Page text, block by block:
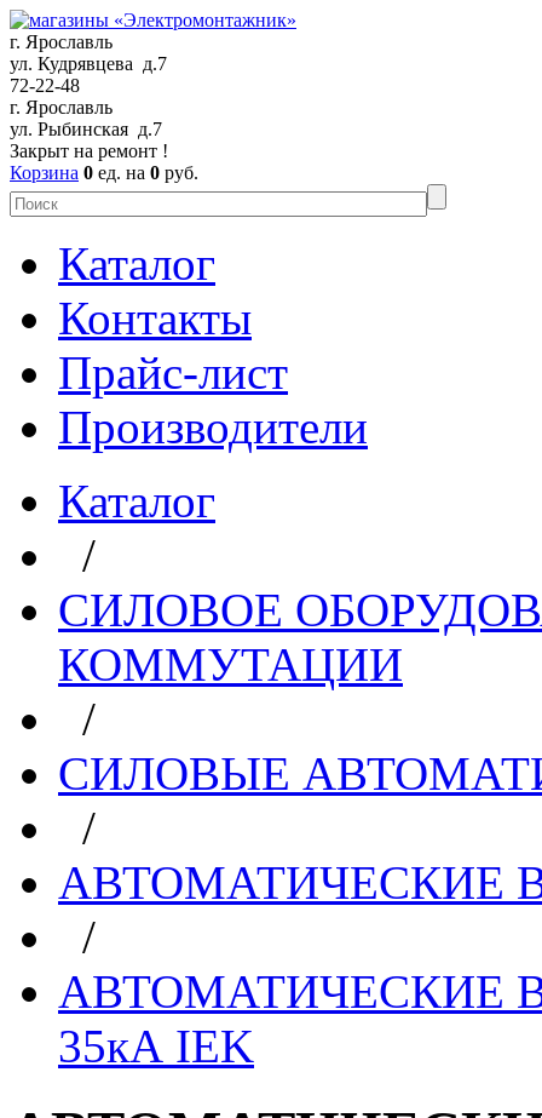
г. Ярославль
ул. Кудрявцева д.7
72-22-48
г. Ярославль
ул. Рыбинская д.7
Закрыт на ремонт !
Корзина 0 ед. на 0 руб.
Каталог
Контакты
Прайс-лист
Производители
Каталог
/
СИЛОВОЕ
КОММУТАЦИИ
/
СИЛОВЫЕ
/
АВТОМАТИЧЕСКИЕ
/
АВТОМАТИЧЕСКИЕ
35кА IEK